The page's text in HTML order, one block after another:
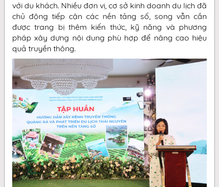
với du khách. Nhiều đơn vị, cơ sở kinh doanh du lịch đã
chủ động tiếp cận các nền tảng số, song vẫn cần
được trang bị thêm kiến thức, kỹ năng và phương
pháp xây dựng nội dung phù hợp để nâng cao hiệu
quả truyền thông.